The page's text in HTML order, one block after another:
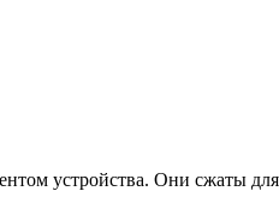
устройства. Они сжаты для